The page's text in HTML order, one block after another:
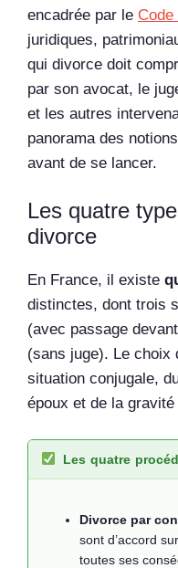
encadrée par le
juridiques,
qui divorce doit
par son avocat, le
et les autres
panorama des
avant de se lancer.
Les quatre
divorce
En France, il existe
distinctes, dont trois
(avec passage
(sans juge). Le choix
situation conjugale,
époux et de la
Les quatre
Divorce par
sont d’accord
toutes ses